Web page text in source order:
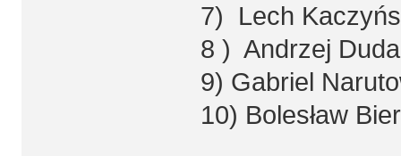
7) Lech
8 ) Andrzej Duda
9) Gabriel
10) Bolesław